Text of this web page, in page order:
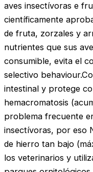
aves insectívoras e
científicamente
de fruta, zorzales y
nutrientes que sus
consumible, evita el
selectivo
intestinal y protege
hemacromatosis
problema frecuente
insectívoras, por eso
de hierro tan bajo
los veterinarios y